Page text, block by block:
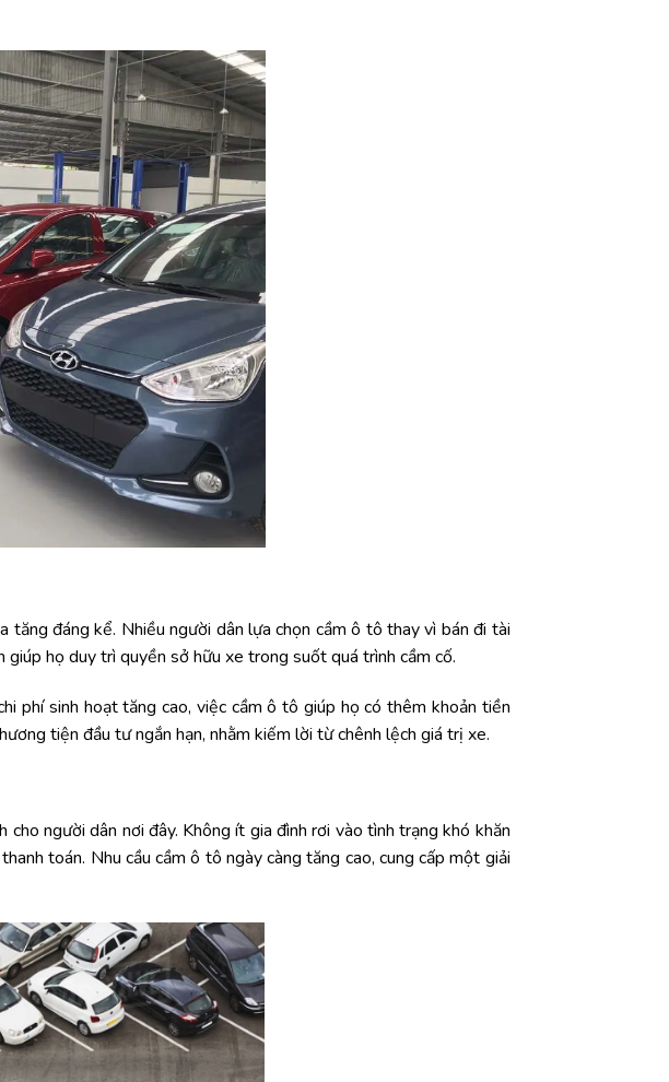
đáng kể. Nhiều người dân lựa chọn cầm ô tô thay vì bán đi tài
giúp họ duy trì quyền sở hữu xe trong suốt quá trình cầm cố.
phí sinh hoạt tăng cao, việc cầm ô tô giúp họ có thêm khoản tiền
tiện đầu tư ngắn hạn, nhằm kiếm lời từ chênh lệch giá trị xe.
người dân nơi đây. Không ít gia đình rơi vào tình trạng khó khăn
toán. Nhu cầu cầm ô tô ngày càng tăng cao, cung cấp một giải